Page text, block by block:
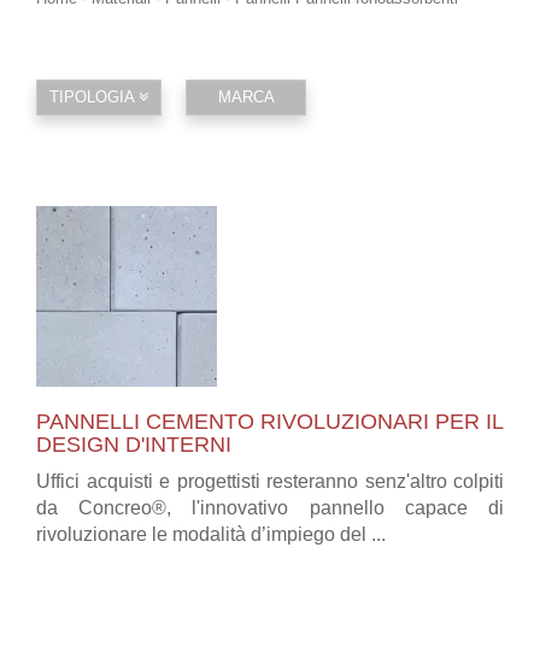
TIPOLOGIA MARCA
PANNELLI CEMENTO RIVOLUZIONARI PER IL
DESIGN D'INTERNI
Uffici acquisti e progettisti resteranno senz'altro colpiti
da Concreo®, l'innovativo pannello capace di
rivoluzionare le modalità d’impiego del ...